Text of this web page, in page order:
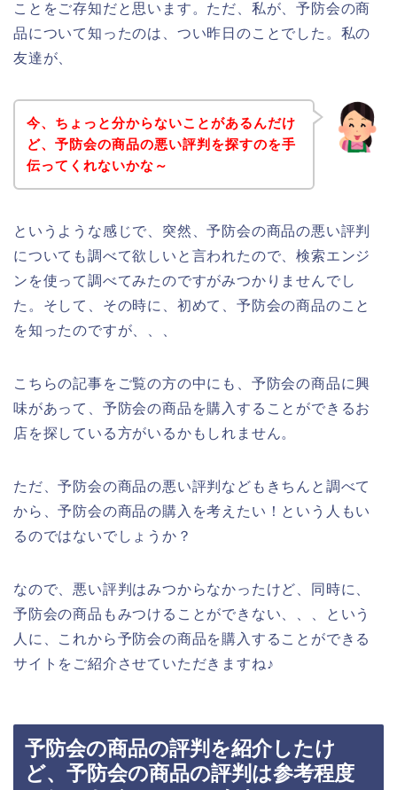
ことをご存知だと思います。ただ、私が、予防会の商
品について知ったのは、つい昨日のことでした。私の
友達が、
今、ちょっと分からないことがあるんだけ
ど、予防会の商品の悪い評判を探すのを手
伝ってくれないかな～
というような感じで、突然、予防会の商品の悪い評判
についても調べて欲しいと言われたので、検索エンジ
ンを使って調べてみたのですがみつかりませんでし
た。そして、その時に、初めて、予防会の商品のこと
を知ったのですが、、、
こちらの記事をご覧の方の中にも、予防会の商品に興
味があって、予防会の商品を購入することができるお
店を探している方がいるかもしれません。
ただ、予防会の商品の悪い評判などもきちんと調べて
から、予防会の商品の購入を考えたい！という人もい
るのではないでしょうか？
なので、悪い評判はみつからなかったけど、同時に、
予防会の商品もみつけることができない、、、という
人に、これから予防会の商品を購入することができる
サイトをご紹介させていただきますね♪
予防会の商品の評判を紹介したけ
ど、予防会の商品の評判は参考程度